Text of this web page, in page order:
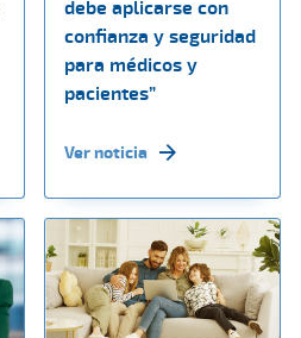
debe aplicarse con
confianza y seguridad
para médicos y
pacientes”
Ver noticia